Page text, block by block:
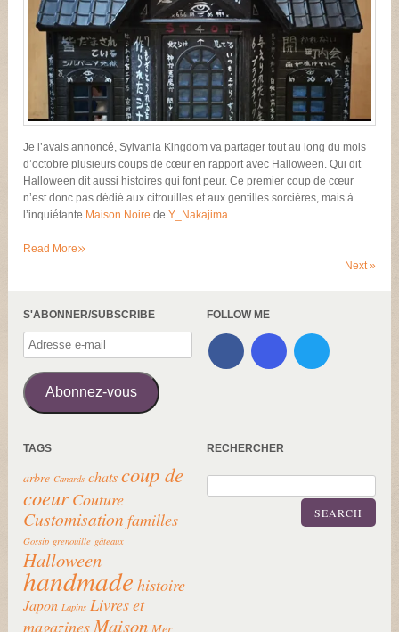
Je l’avais annoncé, Sylvania Kingdom va partager tout au long du mois
d’octobre plusieurs coups de cœur en rapport avec Halloween. Qui dit
Halloween dit aussi histoires qui font peur. Ce premier coup de cœur
n’est donc pas dédié aux citrouilles et aux gentilles sorcières, mais à
l’inquiétante Maison Noire deY_Nakajima.
Read More»
Next»
S'ABONNER/SUBSCRIBE
Adresse
e-
mail
Abonnez-vous
FOLLOW ME
TAGS
arbre Canards chatscoup de
coeur Couture
Customisation familles
Gossip grenouille gâteaux
Halloween
handmade histoire
Japon Lapins Livres et
magazines Maison Mer
RECHERCHER
SEARCH